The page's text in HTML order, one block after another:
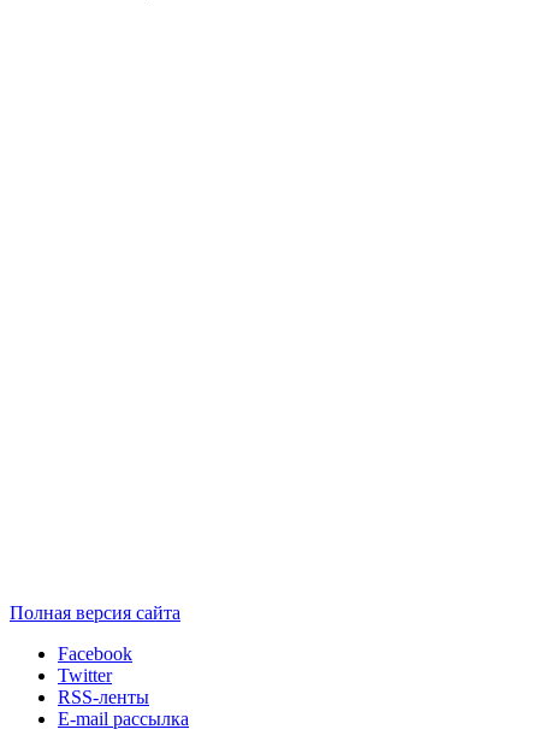
Полная версия сайта
Facebook
Twitter
RSS-ленты
E-mail рассылка